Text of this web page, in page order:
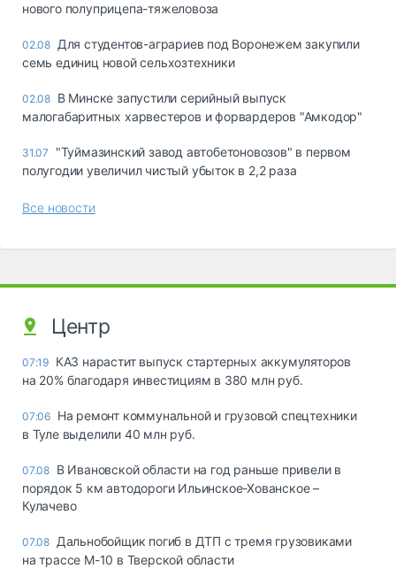
нового полуприцепа-тяжеловоза
02.08 Для студентов-аграриев под Воронежем закупили
семь единиц новой сельхозтехники
02.08 В Минске запустили серийный выпуск
малогабаритных харвестеров и форвардеров "Амкодор"
31.07
"Туймазинский завод автобетоновозов" в первом
полугодии увеличил чистый убыток в 2,2 раза
Все новости
Центр
07:19 КАЗ нарастит выпуск стартерных аккумуляторов
на 20% благодаря инвестициям в 380 млн руб.
07:06 На ремонт коммунальной и грузовой спецтехники
в Туле выделили 40 млн руб.
07.08 В Ивановской области на год раньше привели в
порядок 5 км автодороги Ильинское-Хованское –
Кулачево
07.08 Дальнобойщик погиб в ДТП с тремя грузовиками
на трассе М-10 в Тверской области